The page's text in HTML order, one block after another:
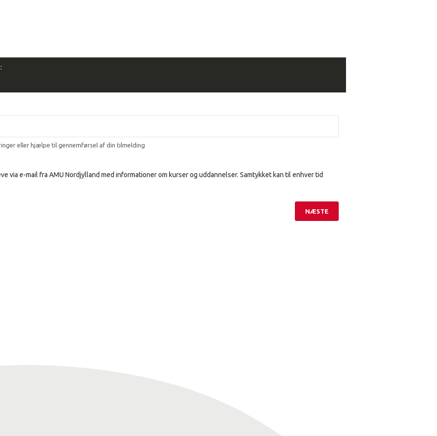
eller hjælpe til gennemførsel af din tilmelding
via e-mail fra AMU Nordjylland med informationer om kurser og uddannelser. Samtykket kan til enhver tid